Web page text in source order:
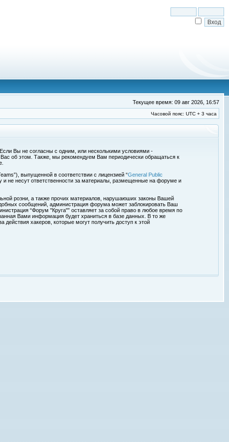
Текущее время: 09 авг 2026, 16:57
Часовой пояс: UTC + 3 часа
Вы не согласны с одним, или несколькими условиями -
об этом. Также, мы рекомендуем Вам периодически обращаться к
выпущенной в соответствии с лицензией “General Public
и не несут ответственности за материалы, размещенные на форуме и
розни, а также прочих материалов, нарушаюших законы Вашей
сообщений, администрация форума может заблокировать Ваш
“Форум "Круга"” оставляет за собой право в любое время по
Вами информация будет храниться в базе данных. В то же
хакеров, которые могут получить доступ к этой